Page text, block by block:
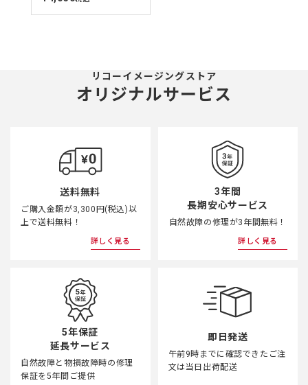
リコーイメージングストア
オリジナルサービス
送料無料
ご購入金額が3,300円(税込)以
上で送料無料！
詳しく見る
3年間
長期安心サービス
自然故障の修理が3年間無料！
詳しく見る
5年保証
延長サービス
自然故障と物損故障時の修理
保証を5年間ご提供
即日発送
午前9時までに確認できたご注
文は当日出荷配送